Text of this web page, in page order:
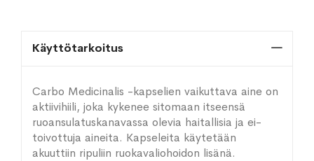
Käyttötarkoitus
Carbo Medicinalis -kapselien vaikuttava aine on
aktiivihiili, joka kykenee sitomaan itseensä
ruoansulatuskanavassa olevia haitallisia ja ei-
toivottuja aineita. Kapseleita käytetään
akuuttiin ripuliin ruokavaliohoidon lisänä.